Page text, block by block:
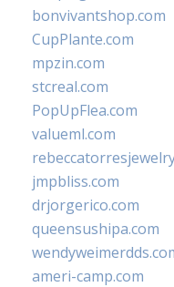
bonvivantshop.com
CupPlante.com
mpzin.com
stcreal.com
PopUpFlea.com
valueml.com
jmpbliss.com
drjorgerico.com
queensushipa.com
ameri-camp.com